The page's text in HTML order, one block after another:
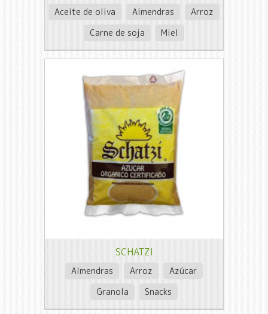
Aceite de oliva Almendras
Arroz
Carne de soja
Miel
SCHATZI
Almendras Arroz
Azúcar
Granola
Snacks